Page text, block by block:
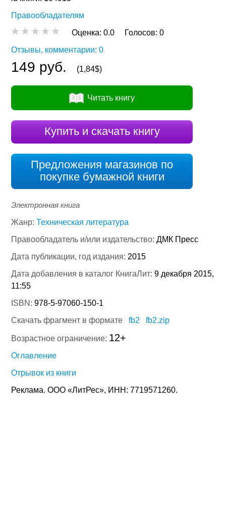
Правообладателям
Оценка:0.0 Голосов:0
Отзывы, комментарии: 0
149 руб. (1,84$)
Читать книгу
Купить и скачать книгу
Предложения магазинов по
покупке бумажной книги
Электронная книга
Жанр:Техническая литература
Правообладатель и/или издательство:ДМК Пресс
Дата публикации, год издания: 2015
Дата добавления в каталог КнигаЛит:9 декабря 2015,
11:55
ISBN:978-5-97060-150-1
Скачать фрагмент в формате
fb2 fb2.zip
Возрастное ограничение: 12+
Оглавление
Отрывок из книги
Реклама. ООО «ЛитРес», ИНН: 7719571260.